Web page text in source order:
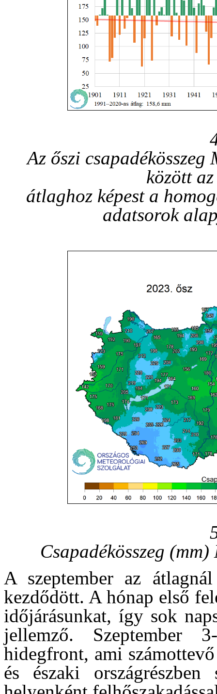
Az őszi
között
átlaghoz képest a
adatsorok
Csapadékösszeg
A szeptember az
kezdődött. A hónap első
időjárásunkat, így sok
jellemző. Szeptember
hidegfront, ami
és északi